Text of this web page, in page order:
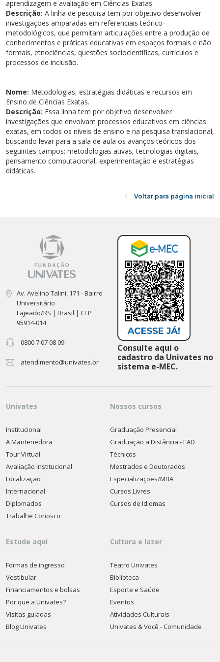
Cursos de Idiomas
Residências Médicas
Diplomados
Trabalhe Conosco
Univates & Você - Comunidade
Orquestra Gustavo Adolfo Univates
Escolas
aprendizagem e avaliação em Ciências Exatas.
Descrição: A linha de pesquisa tem por objetivo desenvolver
investigações amparadas em referenciais teórico-
metodológicos, que permitam articulações entre a produção de
conhecimentos e práticas educativas em espaços formais e não
formais, etnociências, questões sociocientíficas, currículos e
processos de inclusão.
Nome: Metodologias, estratégias didáticas e recursos em
Ensino de Ciências Exatas.
Descrição: Essa linha tem por objetivo desenvolver
investigações que envolvam processos educativos em ciências
exatas, em todos os níveis de ensino e na pesquisa translacional,
buscando levar para a sala de aula os avanços teóricos dos
seguintes campos: metodologias ativas, tecnologias digitais,
pensamento computacional, experimentação e estratégias
didáticas.
Voltar para página inicial
Av. Avelino Talini, 171 - Bairro
Universitário
Lajeado/RS | Brasil | CEP
95914-014
0800 7 07 08 09
atendimento@univates.br
Consulte aqui o
cadastro da Univates no
sistema e-MEC.
Univates
Institucional
A Mantenedora
Tour Virtual
Avaliação Institucional
Localização
Internacional
Diplomados
Trabalhe Conosco
Nossos cursos
Graduação Presencial
Graduação a Distância - EAD
Técnicos
Mestrados e Doutorados
Especializações/MBA
Cursos Livres
Cursos de Idiomas
Estude aqui
Formas de ingresso
Vestibular
Financiamentos e bolsas
Por que a Univates?
Visitas guiadas
Blog Univates
Cultura e lazer
Teatro Univates
Biblioteca
Esporte e Saúde
Eventos
Atividades Culturais
Univates & Você - Comunidade